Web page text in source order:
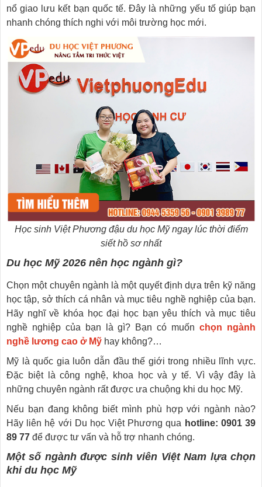
nổ giao lưu kết bạn quốc tế. Đây là những yếu tố giúp bạn
nhanh chóng thích nghi với môi trường học mới.
Học sinh Việt Phương đậu du học Mỹ ngay lúc thời điểm
siết hồ sơ nhất
Du học Mỹ 2026 nên học ngành gì?
Chọn một chuyên ngành là một quyết định dựa trên kỹ năng
học tập, sở thích cá nhân và mục tiêu nghề nghiệp của bạn.
Hãy nghĩ về khóa học đại học bạn yêu thích và mục tiêu
nghề nghiệp của bạn là gì? Bạn có muốnchọn ngành
nghề lương cao ở Mỹ hay không?…
Mỹ là quốc gia luôn dẫn đầu thế giới trong nhiều lĩnh vực.
Đặc biệt là công nghệ, khoa học và y tế. Vì vậy đây là
những chuyên ngành rất được ưa chuộng khi du học Mỹ.
Nếu bạn đang không biết mình phù hợp với ngành nào?
Hãy liên hệ với Du học Việt Phương qua hotline: 0901 39
89 77 để được tư vấn và hỗ trợ nhanh chóng.
Một số ngành được sinh viên Việt Nam lựa chọn
khi du học Mỹ